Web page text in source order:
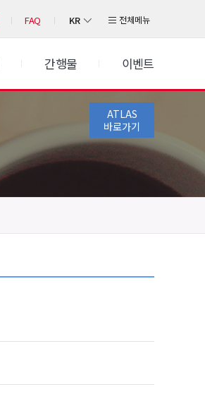
FAQ KR 전체메뉴
간행물 이벤트
ATLAS
바로가기